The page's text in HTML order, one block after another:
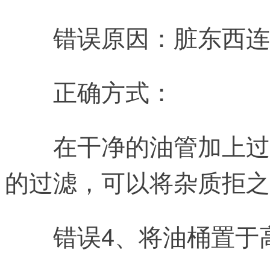
错误原因：脏东西
正确方式：
在干净的油管加上
的过滤，可以将杂质拒
错误4、将油桶置